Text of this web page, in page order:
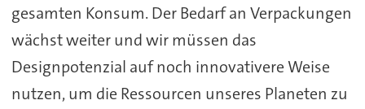
gesamten Konsum. Der Bedarf an Verpackungen
wächst weiter und wir müssen das
Designpotenzial auf noch innovativere Weise
nutzen, um die Ressourcen unseres Planeten zu